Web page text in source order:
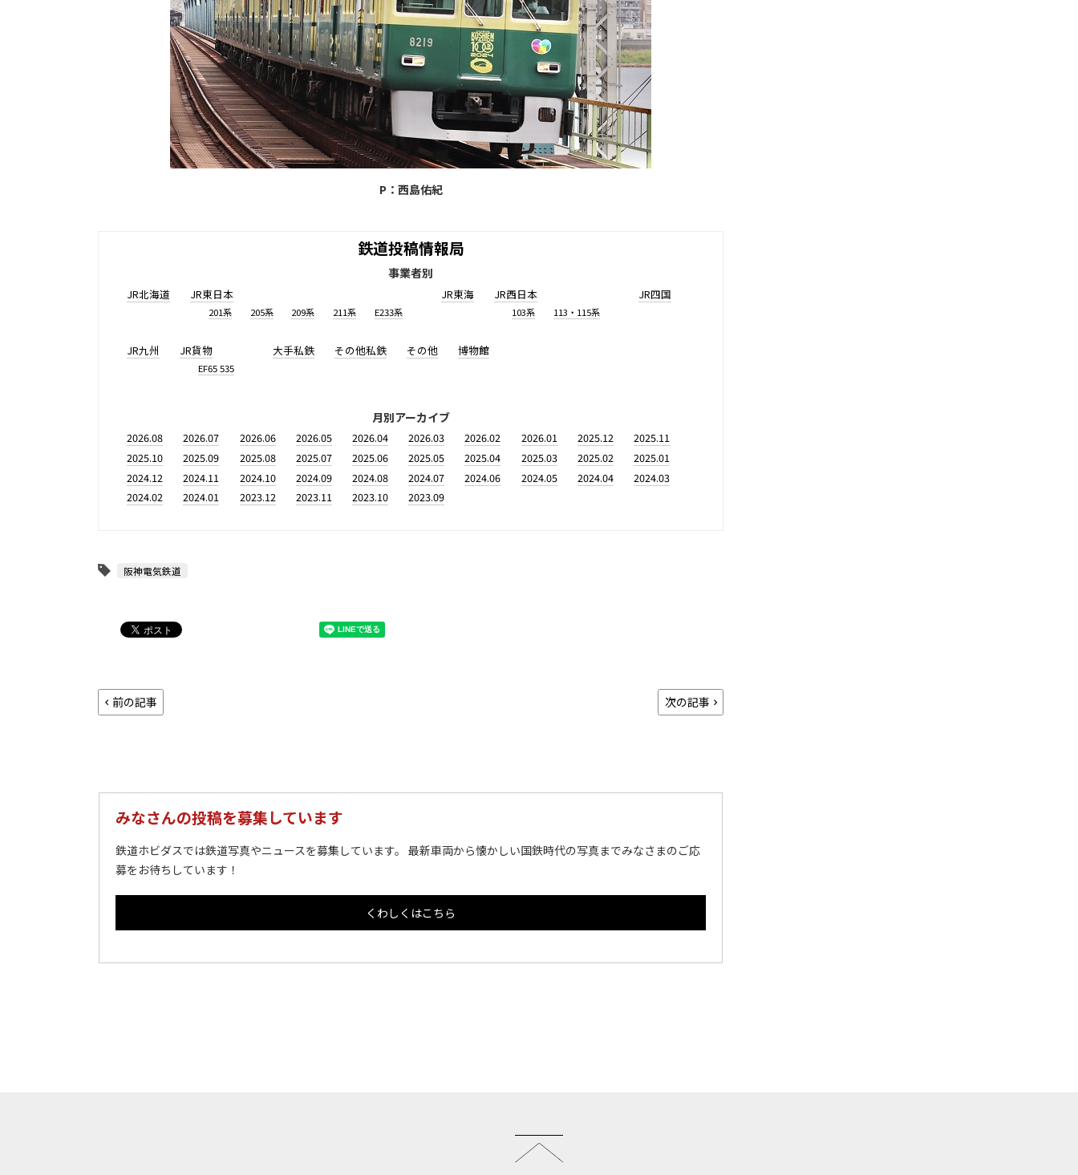
P：西島佑紀
鉄道投稿情報局
事業者別
JR北海道 JR東日本
201系 205系 209系 211系 E233系
JR東海 JR西日本
103系 113・115系
JR四国
JR九州 JR貨物
EF65 535
大手私鉄 その他私鉄 その他 博物館
月別アーカイブ
2026.08 2026.07 2026.06 2026.05 2026.04 2026.03 2026.02 2026.01 2025.12
2025.11
2025.10
2025.09 2025.08 2025.07 2025.06 2025.05 2025.04 2025.03 2025.02
2025.01
2024.12
2024.11 2024.10 2024.09 2024.08 2024.07 2024.06 2024.05 2024.04
2024.03
2024.02
2024.01 2023.12 2023.11 2023.10 2023.09
阪神電気鉄道
前の記事 次の記事
みなさんの投稿を募集しています
鉄道ホビダスでは鉄道写真やニュースを募集しています。 最新車両から懐かしい国鉄時代の写真までみなさまのご応
募をお待ちしています！
くわしくはこちら